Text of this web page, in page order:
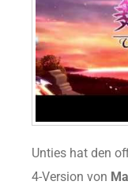
Unties hat den
4-Version von